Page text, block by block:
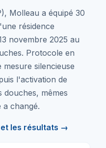
Molleau a équipé 30
résidence
novembre 2025 au
Protocole en
silencieuse
l'activation de
douches, mêmes
a changé.
les résultats →